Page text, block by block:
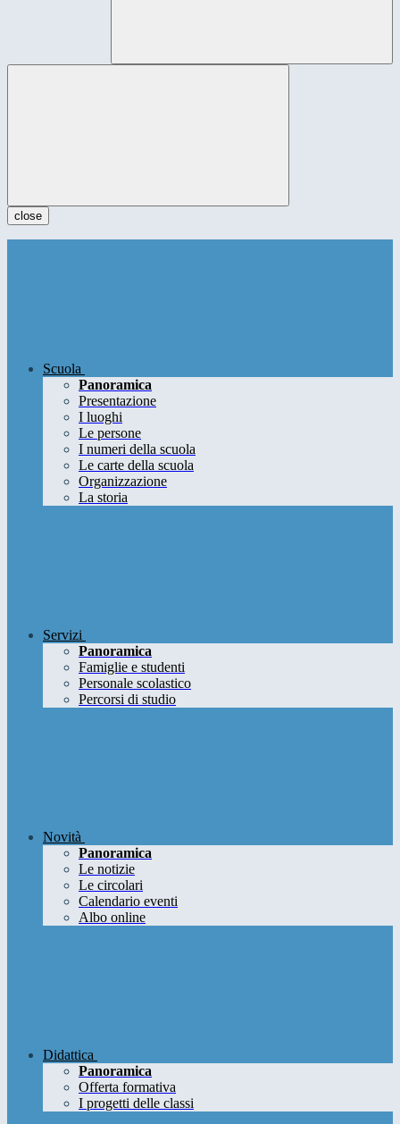
close
Scuola
Panoramica
Presentazione
I luoghi
Le persone
I numeri della scuola
Le carte della scuola
Organizzazione
La storia
Servizi
Panoramica
Famiglie e studenti
Personale scolastico
Percorsi di studio
Novità
Panoramica
Le notizie
Le circolari
Calendario eventi
Albo online
Didattica
Panoramica
Offerta formativa
I progetti delle classi